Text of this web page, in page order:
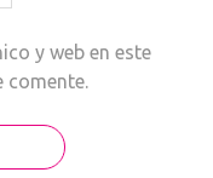
y web en este
comente.